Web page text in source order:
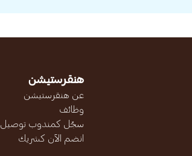
هنقرستيشن
عن هنقرستيشن
وظائف
سجّل كمندوب توصيل
انضم الآن كشريك